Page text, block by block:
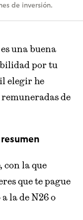
de inversión.
una buena
por tu
elegir he
de
con la que
que te pague
la de N26 o